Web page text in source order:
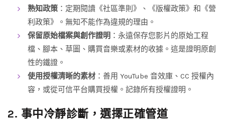
熟知政策 ：定期閱讀《社區準則》、《版權政策》和《營
利政策》。無知不能作為違規的理由。
保留原始檔案與創作證明 ：永遠保存您影片的原始工程
檔、腳本、草圖、購買音樂或素材的收據。這是證明原創
性的鐵證。
使用授權清晰的素材 ：善用 YouTube 音效庫、CC 授權內
容，或從可信平台購買授權。記錄所有授權證明。
2. 事中冷靜診斷，選擇正確管道